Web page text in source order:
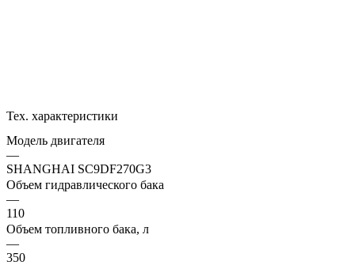
Тех. характеристики
Модель двигателя
—
SHANGHAI SC9DF270G3
Объем гидравлического бака
—
110
Объем топливного бака, л
—
350